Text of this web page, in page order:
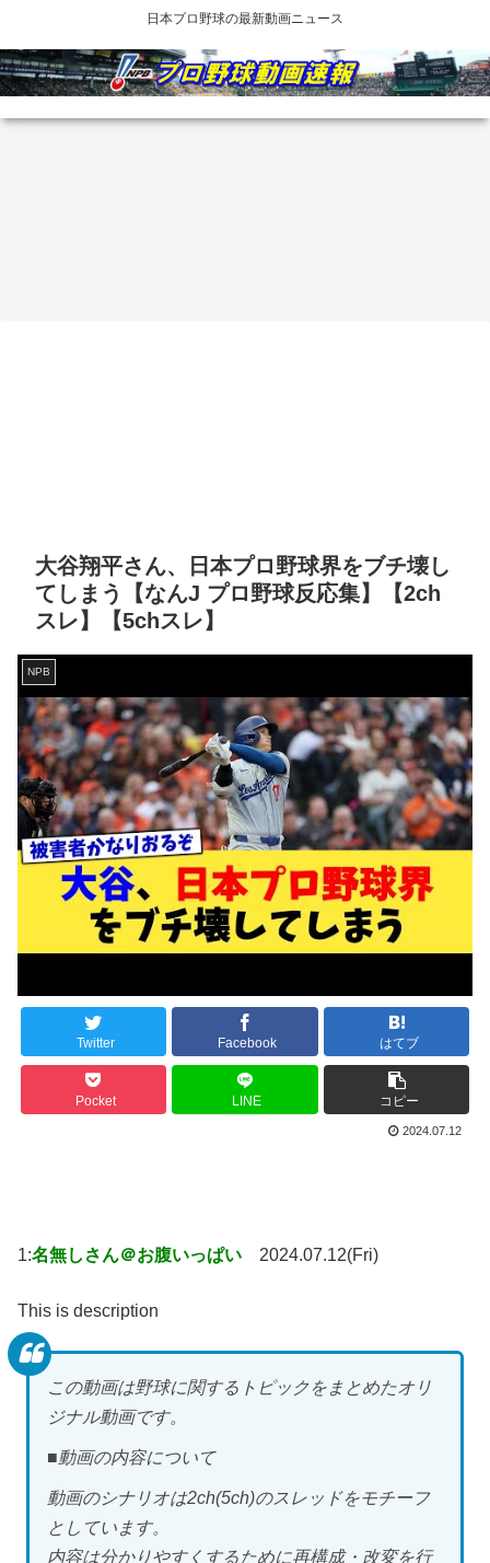
日本プロ野球の最新動画ニュース
大谷翔平さん、日本プロ野球界をブチ壊し
てしまう【なんJ プロ野球反応集】【2ch
スレ】【5chスレ】
NPB
Twitter Facebook はてブ
Pocket LINE コピー
2024.07.12
1:名無しさん＠お腹いっぱい 2024.07.12(Fri)
This is description
この動画は野球に関するトピックをまとめたオリ
ジナル動画です。
■動画の内容について
動画のシナリオは2ch(5ch)のスレッドをモチーフ
としています。
内容は分かりやすくするために再構成・改変を行